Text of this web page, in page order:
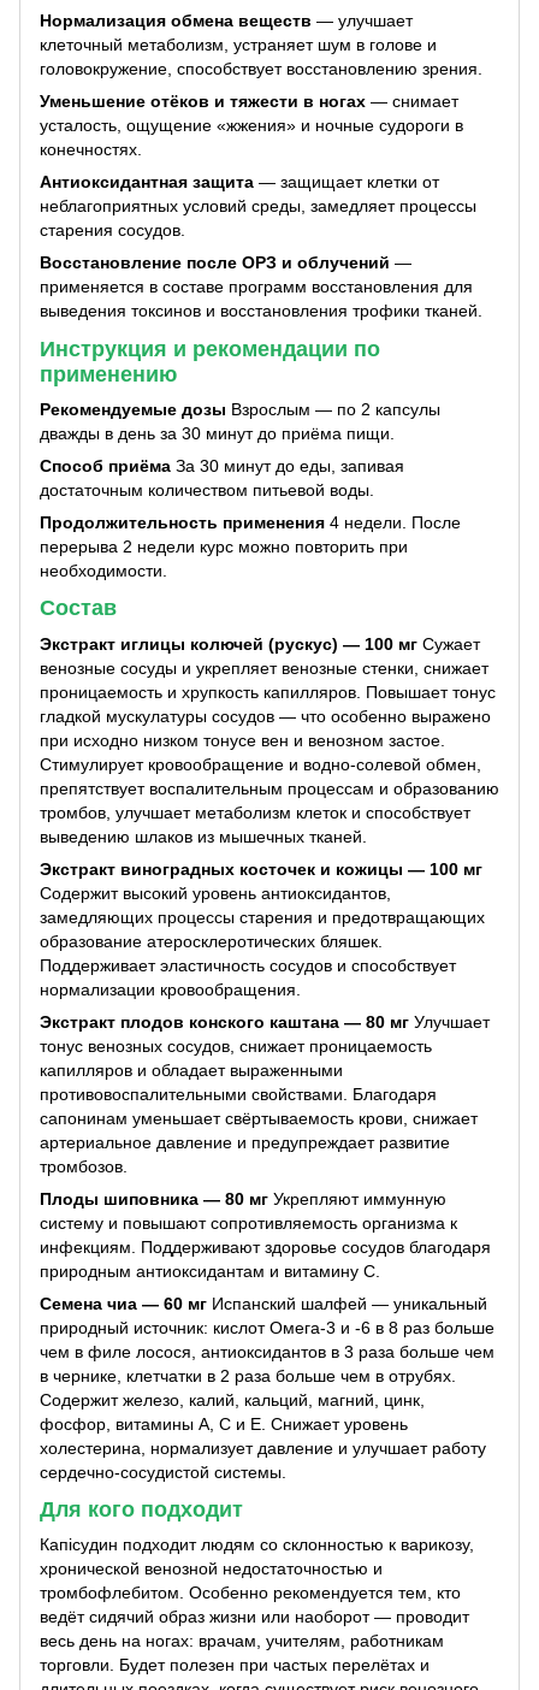
Нормализация обмена веществ — улучшает
клеточный метаболизм, устраняет шум в голове и
головокружение, способствует восстановлению зрения.
Уменьшение отёков и тяжести в ногах — снимает
усталость, ощущение «жжения» и ночные судороги в
конечностях.
Антиоксидантная защита — защищает клетки от
неблагоприятных условий среды, замедляет процессы
старения сосудов.
Восстановление после ОРЗ и облучений —
применяется в составе программ восстановления для
выведения токсинов и восстановления трофики тканей.
Инструкция и рекомендации по
применению
Рекомендуемые дозы Взрослым — по 2 капсулы
дважды в день за 30 минут до приёма пищи.
Способ приёма За 30 минут до еды, запивая
достаточным количеством питьевой воды.
Продолжительность применения 4 недели. После
перерыва 2 недели курс можно повторить при
необходимости.
Состав
Экстракт иглицы колючей (рускус) — 100 мг Сужает
венозные сосуды и укрепляет венозные стенки, снижает
проницаемость и хрупкость капилляров. Повышает тонус
гладкой мускулатуры сосудов — что особенно выражено
при исходно низком тонусе вен и венозном застое.
Стимулирует кровообращение и водно-солевой обмен,
препятствует воспалительным процессам и образованию
тромбов, улучшает метаболизм клеток и способствует
выведению шлаков из мышечных тканей.
Экстракт виноградных косточек и кожицы — 100 мг
Содержит высокий уровень антиоксидантов,
замедляющих процессы старения и предотвращающих
образование атеросклеротических бляшек.
Поддерживает эластичность сосудов и способствует
нормализации кровообращения.
Экстракт плодов конского каштана — 80 мг Улучшает
тонус венозных сосудов, снижает проницаемость
капилляров и обладает выраженными
противовоспалительными свойствами. Благодаря
сапонинам уменьшает свёртываемость крови, снижает
артериальное давление и предупреждает развитие
тромбозов.
Плоды шиповника — 80 мг Укрепляют иммунную
систему и повышают сопротивляемость организма к
инфекциям. Поддерживают здоровье сосудов благодаря
природным антиоксидантам и витамину С.
Семена чиа — 60 мг Испанский шалфей — уникальный
природный источник: кислот Омега-3 и -6 в 8 раз больше
чем в филе лосося, антиоксидантов в 3 раза больше чем
в чернике, клетчатки в 2 раза больше чем в отрубях.
Содержит железо, калий, кальций, магний, цинк,
фосфор, витамины А, С и Е. Снижает уровень
холестерина, нормализует давление и улучшает работу
сердечно-сосудистой системы.
Для кого подходит
Капісудин подходит людям со склонностью к варикозу,
хронической венозной недостаточностью и
тромбофлебитом. Особенно рекомендуется тем, кто
ведёт сидячий образ жизни или наоборот — проводит
весь день на ногах: врачам, учителям, работникам
торговли. Будет полезен при частых перелётах и